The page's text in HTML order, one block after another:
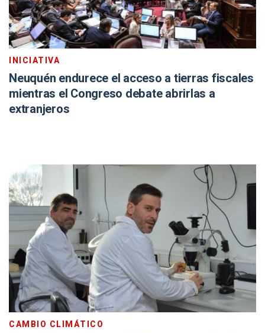
INICIATIVA
Neuquén endurece el acceso a tierras fiscales
mientras el Congreso debate abrirlas a
extranjeros
CAMBIO CLIMÁTICO